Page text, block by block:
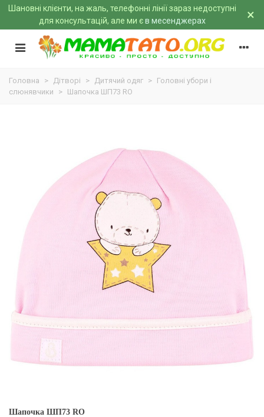
Шановні клієнти, на жаль, телефонні лінії зараз недоступні
для консультацій, але ми єв месенджерах ×
Головна > Дітворі > Дитячий одяг > Головні убори і
слюнявчики
> Шапочка ШП73 RO
Шапочка ШП73 RO